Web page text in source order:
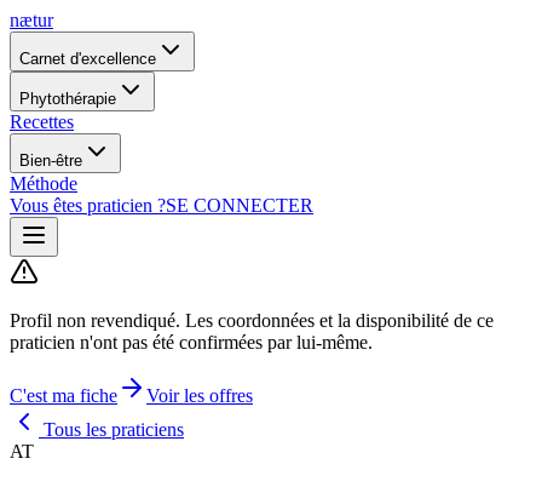
nætur
Carnet d'excellence
Phytothérapie
Recettes
Bien-être
Méthode
Vous êtes praticien ?SE CONNECTER
Profil non revendiqué. Les coordonnées et la disponibilité de ce
praticien n'ont pas été confirmées par lui-même.
C'est ma fiche
Voir les offres
Tous les praticiens
AT